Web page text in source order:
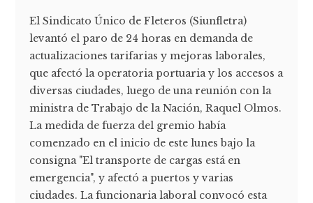
El Sindicato Único de Fleteros (Siunfletra)
levantó el paro de 24 horas en demanda de
actualizaciones tarifarias y mejoras laborales,
que afectó la operatoria portuaria y los accesos a
diversas ciudades, luego de una reunión con la
ministra de Trabajo de la Nación, Raquel Olmos.
La medida de fuerza del gremio había
comenzado en el inicio de este lunes bajo la
consigna "El transporte de cargas está en
emergencia", y afectó a puertos y varias
ciudades. La funcionaria laboral convocó esta